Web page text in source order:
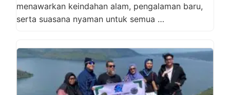
menawarkan keindahan alam, pengalaman baru,
serta suasana nyaman untuk semua …